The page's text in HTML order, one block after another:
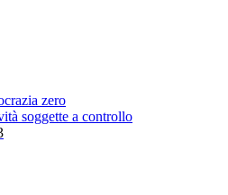
zero
soggette a controllo